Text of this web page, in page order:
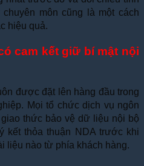
môn cũng là một cách
hiệu quả.
cam kết giữ bí mật nội
được đặt lên hàng đầu trong
Mọi tổ chức dịch vụ ngôn
thức bảo vệ dữ liệu nội bộ
kết thỏa thuận NDA trước khi
liệu nào từ phía khách hàng.